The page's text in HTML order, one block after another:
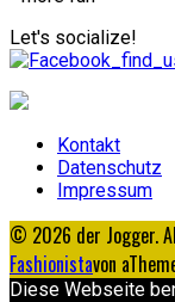
Let's socialize!
Kontakt
Datenschutz
Impressum
© 2026 der Jogger.
Fashionistavon
Diese Webseite